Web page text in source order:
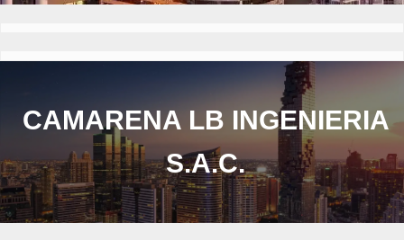
CAMARENA LB INGENIERIA
S.A.C.